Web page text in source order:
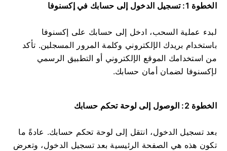
الخطوة 1: تسجيل الدخول إلى حسابك في إكسنوفا
لبدء عملية السحب، ادخل إلى حسابك على إكسنوفا
باستخدام بريدك الإلكتروني وكلمة المرور المسجلين. تأكد
من استخدامك الموقع الإلكتروني أو التطبيق الرسمي
لإكسنوفا لضمان أمان حسابك.
الخطوة 2: الوصول إلى لوحة تحكم حسابك
بعد تسجيل الدخول، انتقل إلى لوحة تحكم حسابك. عادةً ما
تكون هذه هي الصفحة الرئيسية بعد تسجيل الدخول، وتعرض